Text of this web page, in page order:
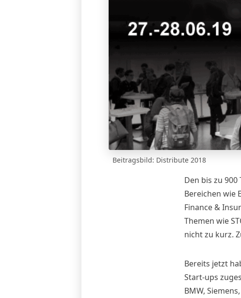
Beitragsbild: Distribute 2018
Den bis zu
Bereichen wie
Finance &
Themen wie
nicht zu kurz.
Bereits jetzt
Start-ups
BMW,